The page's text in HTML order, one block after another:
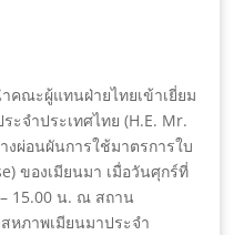
คณะผู้แทนฝ่ายไทยเข้าเยี่ยม
ะจำประเทศไทย (H.E. Mr.
งผ่อนผันการใช้มาตรการใบ
ของเมียนมา เมื่อวันศุกร์ที่
15.00 น. ณ สถาน
หภาพเมียนมาประจำ